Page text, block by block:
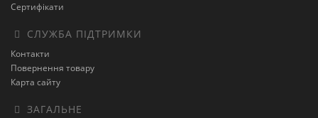
Сертифікати
СЛУЖБА ПІДТРИМКИ
Контакти
Повернення товару
Карта сайту
ЗАГАЛЬНЕ